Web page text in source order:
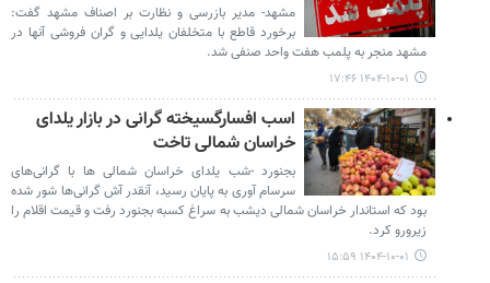
مشهد- مدیر بازرسی و نظارت بر اصناف مشهد گفت:
برخورد قاطع با متخلفان یلدایی و گران فروشی آنها در
مشهد منجر به پلمب هفت واحد صنفی شد.
۱۴۰۴-۱۰-۰۱ ۱۷:۴۶
اسب افسارگسیخته گرانی در بازار یلدای
خراسان شمالی تاخت
بجنورد -شب یلدای خراسان شمالی ها با گرانی‌های
سرسام آوری به پایان رسید، آنقدر آش گرانی‌ها شور شده
بود که استاندار خراسان شمالی دیشب به سراغ کسبه بجنورد رفت و قیمت اقلام را
زیرورو کرد.
۱۴۰۴-۱۰-۰۱ ۱۵:۵۹